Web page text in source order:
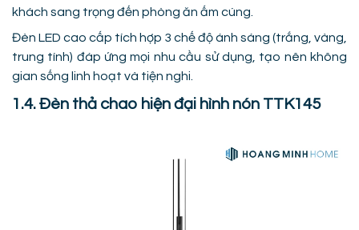
khách sang trọng đến phòng ăn ấm cúng.
Đèn LED cao cấp tích hợp 3 chế độ ánh sáng (trắng, vàng,
trung tính) đáp ứng mọi nhu cầu sử dụng, tạo nên không
gian sống linh hoạt và tiện nghi.
1.4. Đèn thả chao hiện đại hình nón TTK145